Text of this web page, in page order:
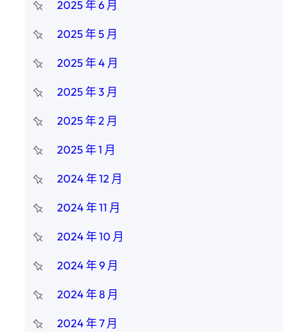
2025 年 6 月
2025 年 5 月
2025 年 4 月
2025 年 3 月
2025 年 2 月
2025 年 1 月
2024 年 12 月
2024 年 11 月
2024 年 10 月
2024 年 9 月
2024 年 8 月
2024 年 7 月